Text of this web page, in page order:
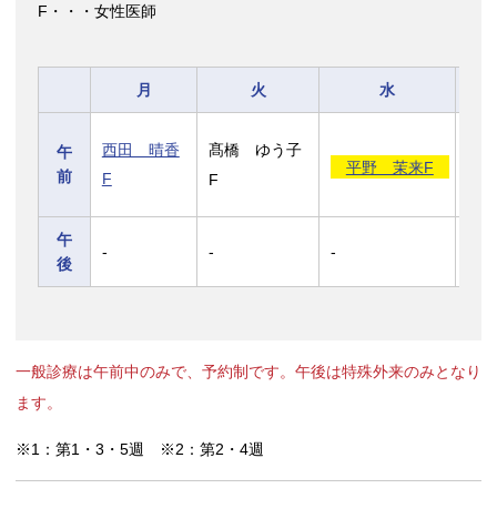
F・・・女性医師
月 火 水
午
前
西田 晴香
F
髙橋 ゆう子
F
平野 茉来F
午
後
- - -
一般診療は午前中のみで、予約制です。午後は特殊外来のみとなり
ます。
※1：第1・3・5週 ※2：第2・4週